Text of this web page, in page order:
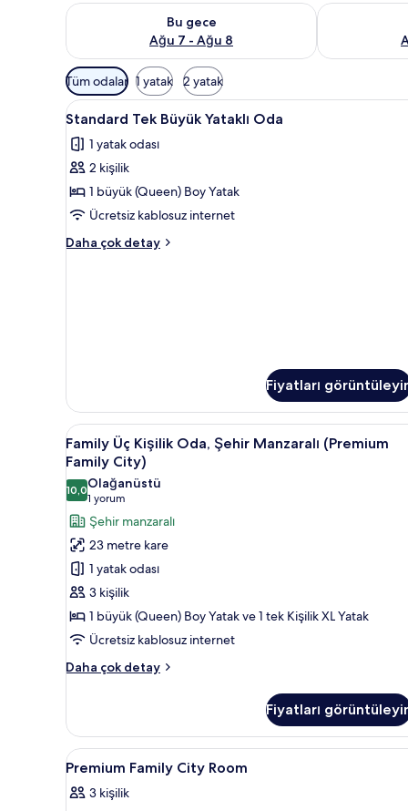
Bu gece
Ağu 7 - Ağu 8
Bu gece için müsaitliği kontrol et Ağu 7 - Ağu 8
Yarın için
Odalar
için
mevcut
filtreler
Tüm odalar 1 yatak 2 yatak
Standard
Tek
Büyük
Yataklı
Oda
için
tüm
fotoğrafları
Masa, dizüstü bilgisayar çalışma
6
Standard Tek Büyük Yataklı Oda
1 yatak odası
2 kişilik
1 büyük (Queen) Boy Yatak
Ücretsiz kablosuz internet
Daha çok detay
Standard
Fiyatları
Family
Üç
Kişilik
Oda,
Şehir
Manzaralı
(Premium
Family
City)
için
tüm
fotoğrafları
Duş, ücretsiz banyo/kozmetik
2
Family Üç Kişilik Oda, Şehir Manzaralı (Premium
Family City)
10,010,0 / 10
Olağanüstü
1 yorum
(1
yorum)
Şehir manzaralı
23 metre kare
1 yatak odası
3 kişilik
1 büyük (Queen) Boy Yatak ve 1 tek Kişilik XL Yatak
Ücretsiz kablosuz internet
Daha çok detay
Family
Şehir
Manzaralı
(Premium
City)
Fiyatları
Premium
Family
City
Masa, dizüstü bilgisayar çalışma
3
Premium Family City Room
3 kişilik